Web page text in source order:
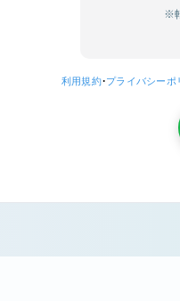
※
利用規約・プライバシーポ